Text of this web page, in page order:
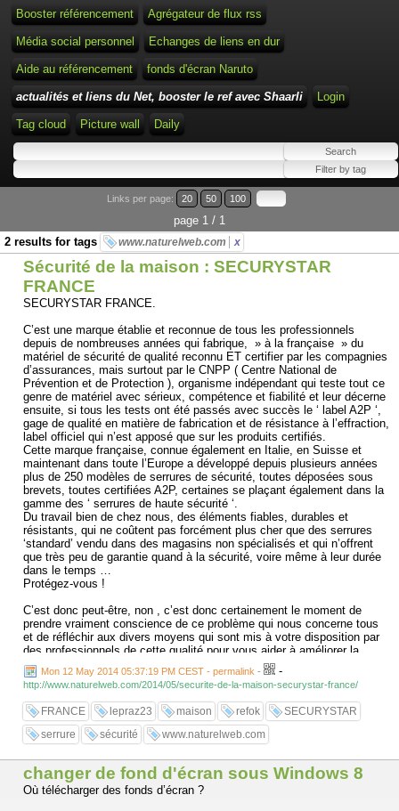
Booster référencement Agrégateur de flux rss
Média social personnel Echanges de liens en dur
Aide au référencement fonds d'écran Naruto
actualités et liens du Net, booster le ref avec Shaarli Login
Tag cloud Picture wall Daily
Links per page: 20 50 100
page 1 / 1
2 results for tags
www.naturelweb.com x
Sécurité de la maison : SECURYSTAR
FRANCE
SECURYSTAR FRANCE.
C’est une marque établie et reconnue de tous les professionnels
depuis de nombreuses années qui fabrique, » à la française » du
matériel de sécurité de qualité reconnu ET certifier par les compagnies
d’assurances, mais surtout par le CNPP ( Centre National de
Prévention et de Protection ), organisme indépendant qui teste tout ce
genre de matériel avec sérieux, compétence et fiabilité et leur décerne
ensuite, si tous les tests ont été passés avec succès le ‘ label A2P ‘,
gage de qualité en matière de fabrication et de résistance à l’effraction,
label officiel qui n’est apposé que sur les produits certifiés.
Cette marque française, connue également en Italie, en Suisse et
maintenant dans toute l’Europe a développé depuis plusieurs années
plus de 250 modèles de serrures de sécurité, toutes déposées sous
brevets, toutes certifiées A2P, certaines se plaçant également dans la
gamme des ‘ serrures de haute sécurité ‘.
Du travail bien de chez nous, des éléments fiables, durables et
résistants, qui ne coûtent pas forcément plus cher que des serrures
‘standard’ vendu dans des magasins non spécialisés et qui n’offrent
que très peu de garantie quand à la sécurité, voire même à leur durée
dans le temps …
Protégez-vous !
C’est donc peut-être, non , c’est donc certainement le moment de
prendre vraiment conscience de ce problème qui nous concerne tous
et de réfléchir aux divers moyens qui sont mis à votre disposition par
des professionnels de cette qualité pour vous aider à améliorer la
sécurité de votre domicile, de vos biens, mais aussi votre tranquillité
personnelle et le confort de vie de toute votre famille.
Vous pouvez également trouver sur les sites officiels toutes les
références, les caractéristiques et les tarifs des divers produits
existants et qui peuvent vous être proposés, alors ça vaut quand
même la peine d’y consacrer un peu de temps, non ?
........................
Mon 12 May 2014 05:37:19 PM CEST - permalink - -
http://www.naturelweb.com/2014/05/securite-de-la-maison-securystar-france/
FRANCE lepraz23 maison refok
SECURYSTAR
serrure
sécurité www.naturelweb.com
changer de fond d'écran sous Windows 8
Où télécharger des fonds d’écran ?